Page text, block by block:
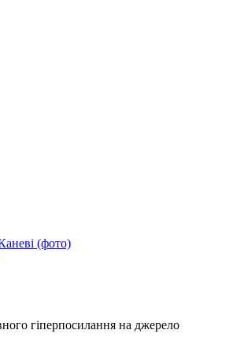
(фото)
гіперпосилання на джерело